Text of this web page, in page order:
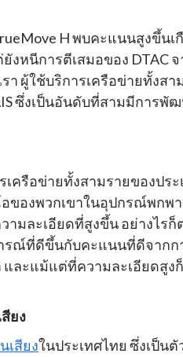
H พบคะแนนสูงขึ้นเ
งหนีการตีเสมอของ DTAC
รา ผู้ใช้บริการเครือข่ายทั้ง
ซึ่งเป็นอันดับที่สามมีการ
ครือข่ายทั้งสามรายของป
ของพวกเขาในอุปกรณ์พกพ
มละเอียดที่สูงขึ้น อย่างไร
รณ์ที่ดีขึ้นกับคะแนนที่ดีจาก
ละแม้แต่ที่ความละเอียดสู
ยง
เสียงในประเทศไทย ซึ่งเป็น